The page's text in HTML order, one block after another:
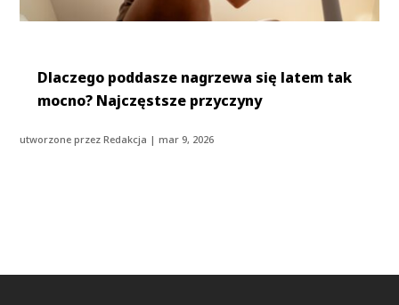
Dlaczego poddasze nagrzewa się latem tak
mocno? Najczęstsze przyczyny
utworzone przezRedakcja |mar 9, 2026